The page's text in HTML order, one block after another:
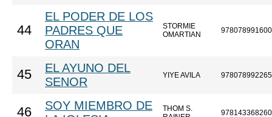
44
EL PODER DE LOS
PADRES QUE
ORAN
STORMIE
OMARTIAN
45
EL AYUNO DEL
SENOR
YIYE AVILA
46
SOY MIEMBRO DE
THOM S.